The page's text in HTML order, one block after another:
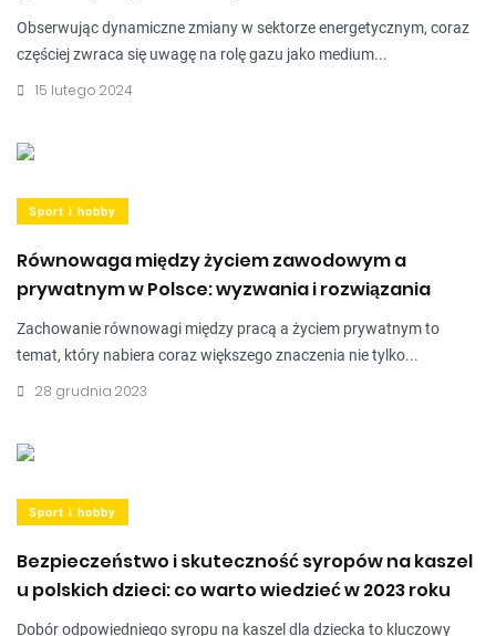
Obserwując dynamiczne zmiany w sektorze energetycznym, coraz
częściej zwraca się uwagę na rolę gazu jako medium...
15 lutego 2024
Sport i hobby
Równowaga między życiem zawodowym a
prywatnym w Polsce: wyzwania i rozwiązania
Zachowanie równowagi między pracą a życiem prywatnym to
temat, który nabiera coraz większego znaczenia nie tylko...
28 grudnia 2023
Sport i hobby
Bezpieczeństwo i skuteczność syropów na kaszel
u polskich dzieci: co warto wiedzieć w 2023 roku
Dobór odpowiedniego syropu na kaszel dla dziecka to kluczowy